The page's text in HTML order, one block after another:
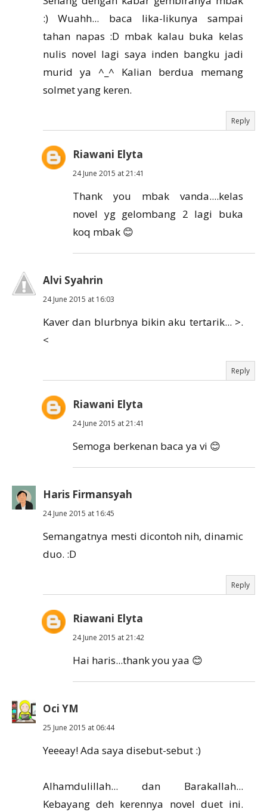
:) Wuahh... baca lika-likunya sampai
tahan napas :D mbak kalau buka kelas
nulis novel lagi saya inden bangku jadi
murid ya ^_^ Kalian berdua memang
solmet yang keren.
Reply
Riawani Elyta
24 June 2015 at 21:41
Thank you mbak vanda....kelas
novel yg gelombang 2 lagi buka
koq mbak 😊
Alvi Syahrin
24 June 2015 at 16:03
Kaver dan blurbnya bikin aku tertarik... >.
<
Reply
Riawani Elyta
24 June 2015 at 21:41
Semoga berkenan baca ya vi 😊
Haris Firmansyah
24 June 2015 at 16:45
Semangatnya mesti dicontoh nih, dinamic
duo. :D
Reply
Riawani Elyta
24 June 2015 at 21:42
Hai haris...thank you yaa 😊
Oci YM
25 June 2015 at 06:44
Yeeeay! Ada saya disebut-sebut :)
Alhamdulillah... dan Barakallah...
Kebayang deh kerennya novel duet ini.